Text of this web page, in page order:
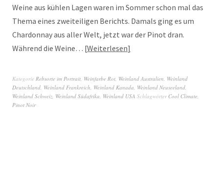
Weine aus kühlen Lagen waren im Sommer schon mal das
Thema eines zweiteiligen Berichts. Damals ging es um
Chardonnay aus aller Welt, jetzt war der Pinot dran.
Während die Weine… Weiterlesen
Kategorie Rebsorte im Portrait Weinfarbe Rot Weinland Australien Weinland
Deutschland Weinland Frankreich Weinland Kanada Weinland Neuseeland
Weinland Schweiz Weinland Südafrika Weinland USA Schlagwörter Cool Climate
Pinot Noir